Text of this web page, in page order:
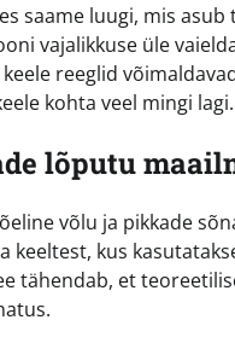
saame luugi, mis
vajalikkuse üle
reeglid
kohta veel mingi
lõputu
võlu ja pikkade
keeltest, kus
tähendab, et